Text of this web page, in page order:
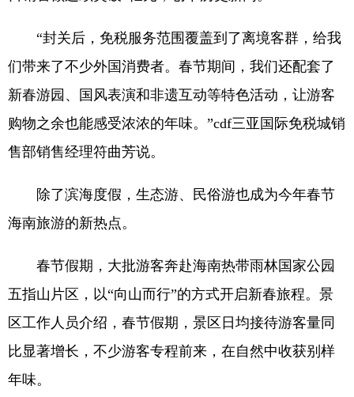
“封关后，免税服务范围覆盖到了离境客群，给我
们带来了不少外国消费者。春节期间，我们还配套了
新春游园、国风表演和非遗互动等特色活动，让游客
购物之余也能感受浓浓的年味。”cdf三亚国际免税城销
售部销售经理符曲芳说。
除了滨海度假，生态游、民俗游也成为今年春节
海南旅游的新热点。
春节假期，大批游客奔赴海南热带雨林国家公园
五指山片区，以“向山而行”的方式开启新春旅程。景
区工作人员介绍，春节假期，景区日均接待游客量同
比显著增长，不少游客专程前来，在自然中收获别样
年味。